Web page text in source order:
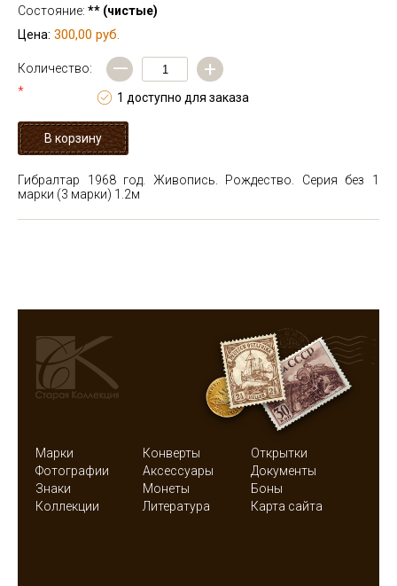
Состояние: ** (чистые)
Цена: 300,00 руб.
Количество:
*
— +
1 доступно для заказа
Гибралтар 1968 год. Живопись. Рождество. Серия без 1
марки (3 марки) 1.2м
Марки Конверты
Открытки
Фотографии
Аксессуары
Документы
Знаки
Монеты
Боны
Коллекции
Литература Карта сайта